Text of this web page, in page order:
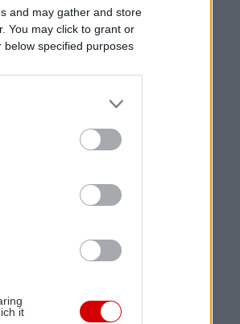
and may gather and store
You may click to grant or
specified purposes
it